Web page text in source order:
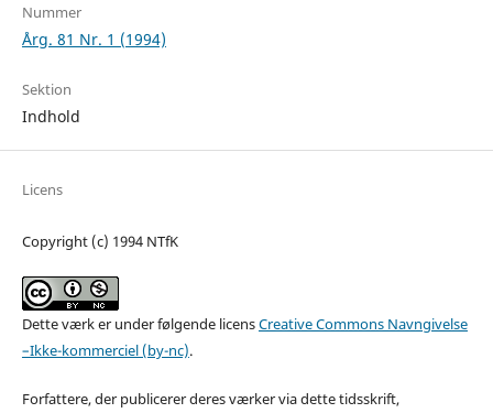
Nummer
Årg. 81 Nr. 1 (1994)
Sektion
Indhold
Licens
Copyright (c) 1994 NTfK
Dette værk er under følgende licensCreative Commons Navngivelse
–Ikke-kommerciel (by-nc).
Forfattere, der publicerer deres værker via dette tidsskrift,